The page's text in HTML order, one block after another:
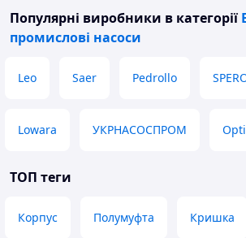
Популярні виробники в категорії
промислові насоси
Leo Saer Pedrollo
Lowara УКРНАСОСПРОМ
ТОП теги
Корпус Полумуфта Кришка